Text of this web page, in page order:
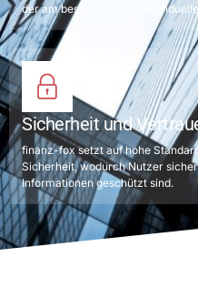
der am besten zu ihrer
Sicherheit und
finanz-fox setzt auf hohe
Sicherheit, wodurch Nutzer
Informationen geschützt sind.